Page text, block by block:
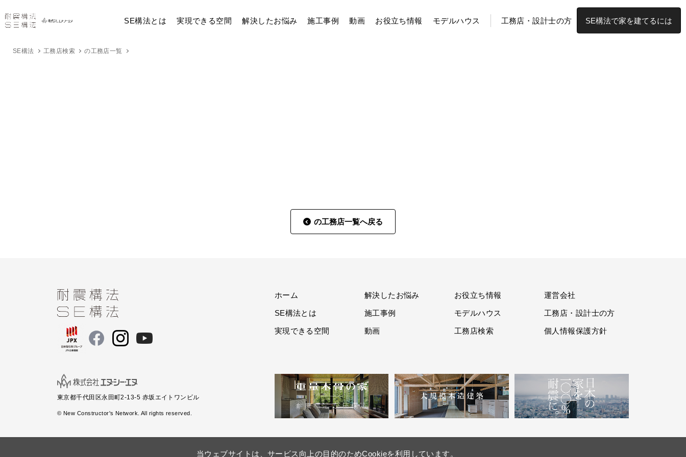
当ウェブサイトは、サービス向上の目的のためCookieを利用しています。
SE構法とは 実現できる空間 解決したお悩み 施工事例 動画 お役立ち情報 モデルハウス 工務店・設計士の方 SE構法で家を建てるには
SE構法 工務店検索 の工務店一覧
の工務店一覧へ戻る
ホーム 解決したお悩み お役立ち情報 運営会社
SE構法とは 施工事例 モデルハウス 工務店・設計士の方
実現できる空間 動画 工務店検索 個人情報保護方針
東京都千代田区永田町2-13-5 赤坂エイトワンビル
© New Constructor's Network. All rights reserved.